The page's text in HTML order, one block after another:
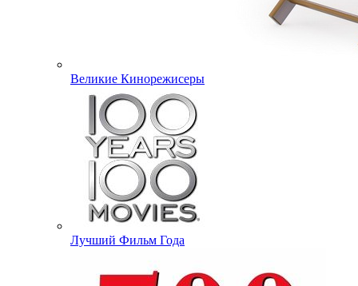
Великие Кинорежисеры
Лучший Фильм Года